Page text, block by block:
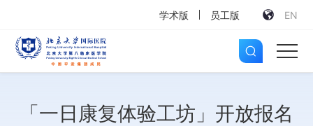
学术版 员工版 EN
「一日康复体验工坊」开放报名